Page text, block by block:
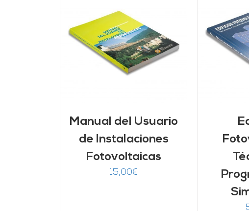
Manual del Usuario
de Instalaciones
Fotovoltaicas
15,00€
AÑADIR AL CARRITO
/
DETALLES